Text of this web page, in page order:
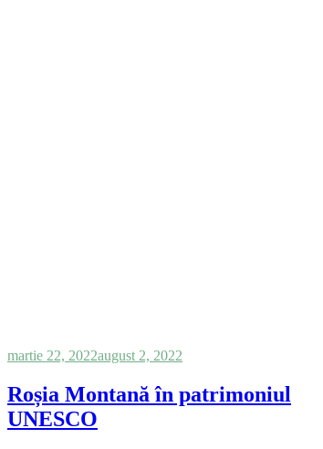
martie 22, 2022august 2, 2022
Roșia Montană în patrimoniul
UNESCO